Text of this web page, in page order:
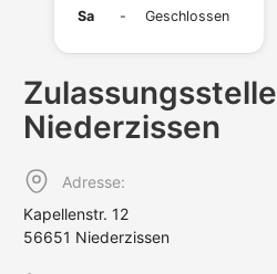
Sa
- Geschlossen
Zulassungs­stelle
Niederzissen
Adresse:
Kapellenstr. 12
56651 Niederzissen